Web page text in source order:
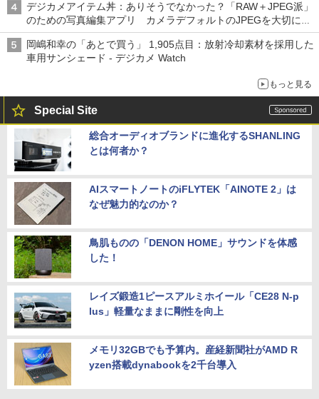
デジカメアイテム丼：ありそうでなかった？「RAW＋JPEG派」
のための写真編集アプリ カメラデフォルトのJPEGを大切にす
る「Filmator」
岡嶋和幸の「あとで買う」 1,905点目：放射冷却素材を採用した
車用サンシェード - デジカメ Watch
もっと見る
Special Site
総合オーディオブランドに進化するSHANLING
とは何者か？
AIスマートノートのiFLYTEK「AINOTE 2」は
なぜ魅力的なのか？
鳥肌ものの「DENON HOME」サウンドを体感
した！
レイズ鍛造1ピースアルミホイール「CE28 N-p
lus」軽量なままに剛性を向上
メモリ32GBでも予算内。産経新聞社がAMD R
yzen搭載dynabookを2千台導入